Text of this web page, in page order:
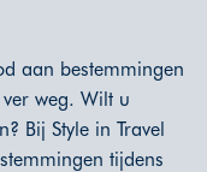
aan bestemmingen
weg. Wilt u
Bij Style in Travel
tijdens